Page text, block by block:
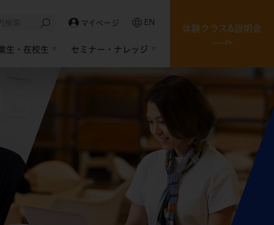
マイページ EN
生・在校生 セミナー・ナレッジ
体験クラス&説明会